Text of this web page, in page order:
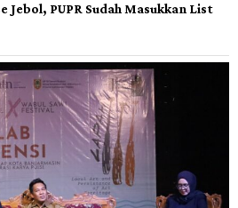
Jebol, PUPR Sudah Masukkan List